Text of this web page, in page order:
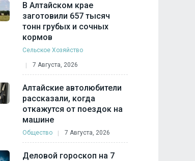
В Алтайском крае
заготовили 657 тысяч
тонн грубых и сочных
кормов
Сельское Хозяйство
7 Августа, 2026
Алтайские автолюбители
рассказали, когда
откажутся от поездок на
машине
Общество 7 Августа, 2026
Деловой гороскоп на 7